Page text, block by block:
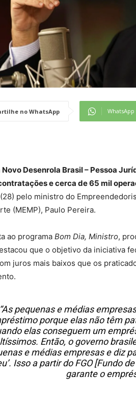
no WhatsApp WhatsApp
Desenrola Brasil – Pessoa
e cerca de 65 mil
pelo ministro do
(MEMP), Paulo Pereira.
ao programa Bom Dia, Ministro,
que o objetivo da iniciativa
juros mais baixos que os
“As pequenas e médias
porque elas não têm
elas conseguem um
Então, o governo
e médias empresas e diz
Isso a partir do FGO [Fundo
garante o